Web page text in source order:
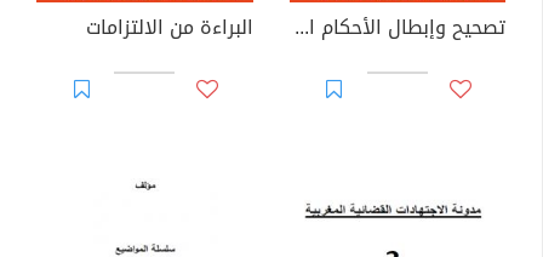
تصحيح وإبطال الأحكام القضائية المغربية البراءة من الالتزامات